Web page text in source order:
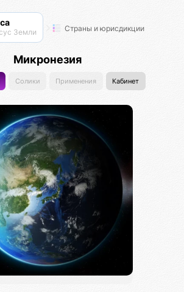
Земли Страны и юрисдикции
Микронезия
Солики Применения Кабинет